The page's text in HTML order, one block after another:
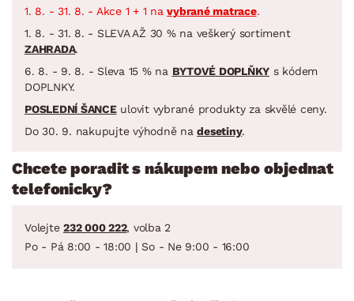
1. 8. - 31. 8. - Akce 1 + 1 navybrané matrace.
1. 8. - 31. 8. - SLEVA AŽ 30 % na veškerý sortiment
ZAHRADA.
6. 8. - 9. 8. - Sleva 15 % na BYTOVÉ DOPLŇKY s kódem
DOPLNKY.
POSLEDNÍ ŠANCEulovit vybrané produkty za skvělé ceny.
Do 30. 9. nakupujte výhodně nadesetiny.
Chcete poradit s nákupem nebo objednat
telefonicky?
Volejte 232 000 222, volba 2
Po - Pá 8:00 - 18:00 | So - Ne 9:00 - 16:00